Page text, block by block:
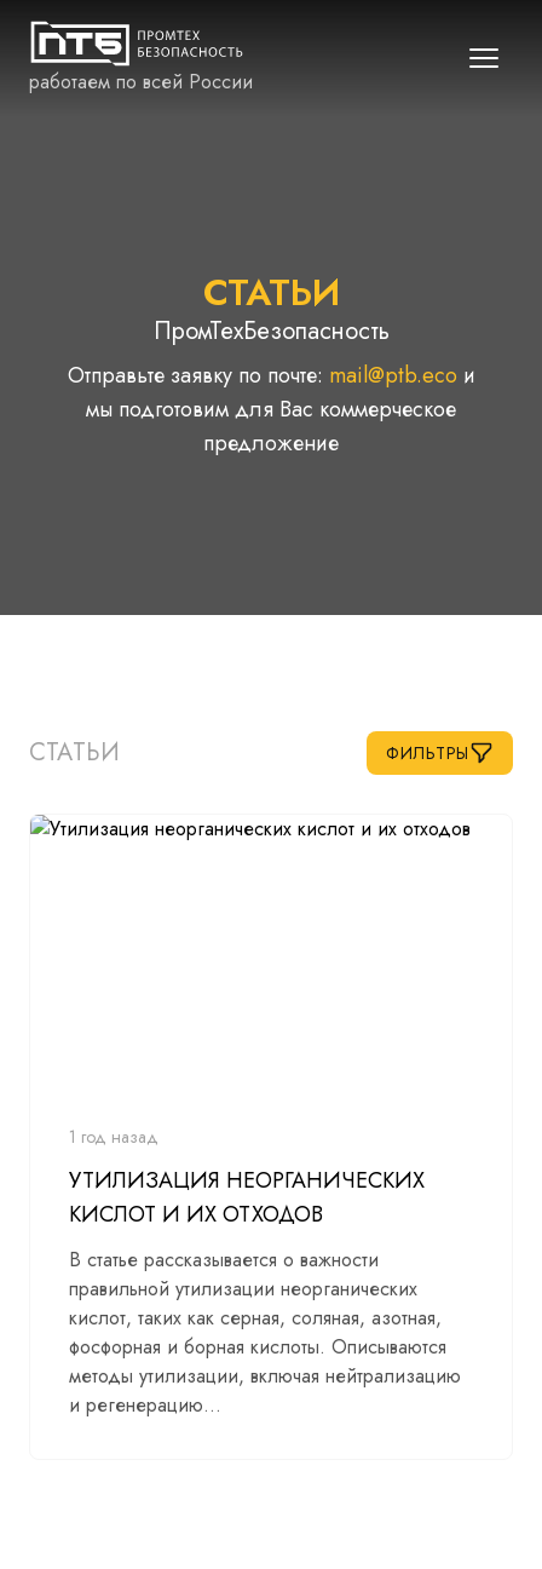
работаем по всей России
СТАТЬИ
ПромТехБезопасность
Отправьте заявку по почте: mail@ptb.eco и
мы подготовим для Вас коммерческое
предложение
СТАТЬИ ФИЛЬТРЫ
1 год назад
УТИЛИЗАЦИЯ НЕОРГАНИЧЕСКИХ
КИСЛОТ И ИХ ОТХОДОВ
В статье рассказывается о важности
правильной утилизации неорганических
кислот, таких как серная, соляная, азотная,
фосфорная и борная кислоты. Описываются
методы утилизации, включая нейтрализацию
и регенерацию...